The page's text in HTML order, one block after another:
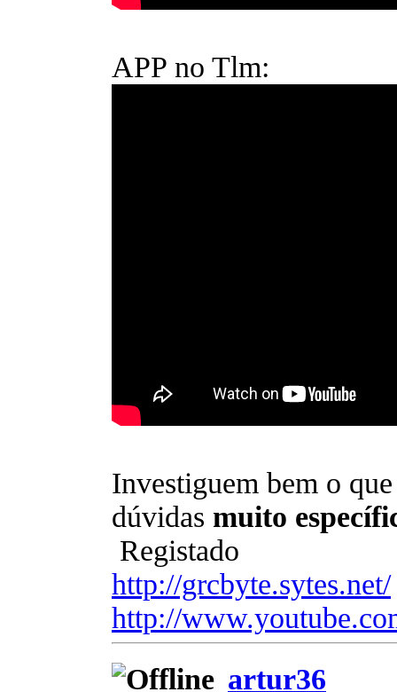
APP no Tlm:
Investiguem bem o
dúvidas muito
Registado
http://grcbyte.sytes.net/
http://
artur36